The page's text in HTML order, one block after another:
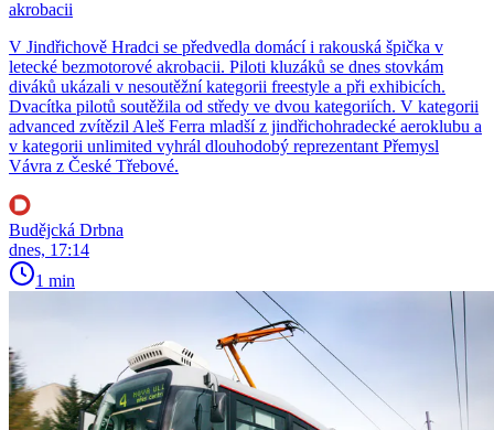
akrobacii
V Jindřichově Hradci se předvedla domácí i rakouská špička v
letecké bezmotorové akrobacii. Piloti kluzáků se dnes stovkám
diváků ukázali v nesoutěžní kategorii freestyle a při exhibicích.
Dvacítka pilotů soutěžila od středy ve dvou kategoriích. V kategorii
advanced zvítězil Aleš Ferra mladší z jindřichohradecké aeroklubu a
v kategorii unlimited vyhrál dlouhodobý reprezentant Přemysl
Vávra z České Třebové.
Budějcká Drbna
dnes, 17:14
1 min